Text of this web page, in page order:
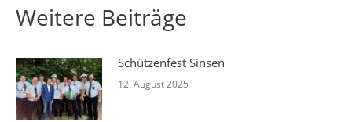
Weitere Beiträge
Schützenfest Sinsen
12. August 2025